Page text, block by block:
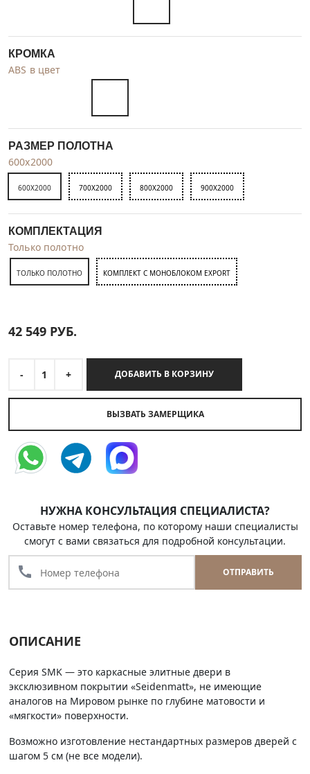
КРОМКА
ABS в цвет
РАЗМЕР ПОЛОТНА
600x2000
600X2000 700X2000 800X2000 900X2000
КОМПЛЕКТАЦИЯ
Только полотно
ТОЛЬКО ПОЛОТНО КОМПЛЕКТ С МОНОБЛОКОМ EXPORT
42 549 РУБ.
- 1 + ДОБАВИТЬ В КОРЗИНУ
ВЫЗВАТЬ ЗАМЕРЩИКА
НУЖНА КОНСУЛЬТАЦИЯ СПЕЦИАЛИСТА?
Оставьте номер телефона, по которому наши специалисты
смогут с вами связаться для подробной консультации.
call ОТПРАВИТЬ
ОПИСАНИЕ
Серия SMK — это каркасные элитные двери в
эксклюзивном покрытии «Seidenmatt», не имеющие
аналогов на Мировом рынке по глубине матовости и
«мягкости» поверхности.
Возможно изготовление нестандартных размеров дверей с
шагом 5 см (не все модели).